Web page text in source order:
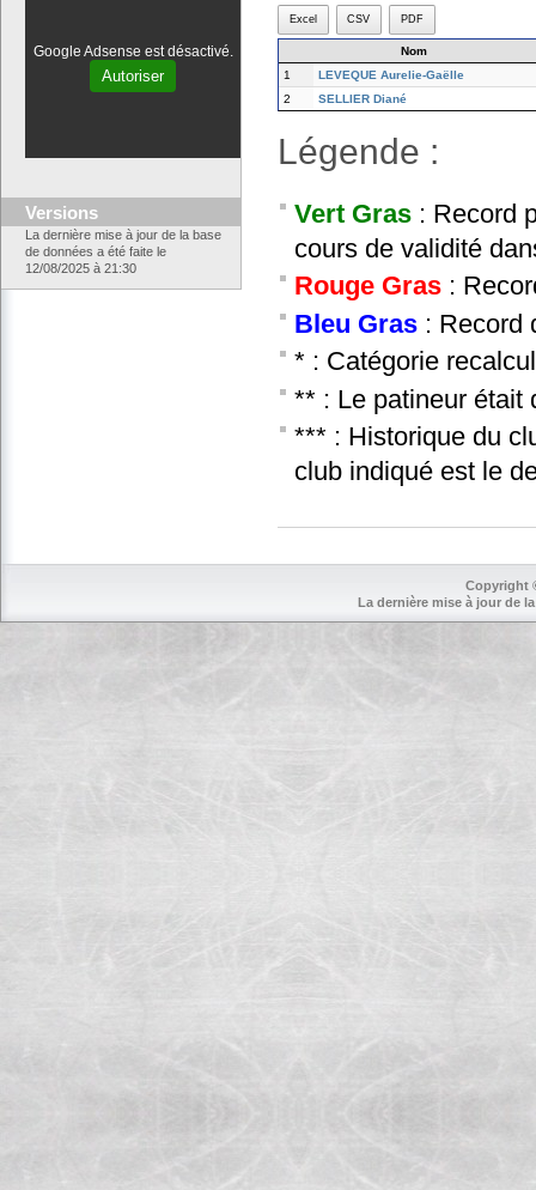
Google Adsense est désactivé.
Autoriser
Versions
La dernière mise à jour de la base
de données a été faite le
12/08/2025 à 21:30
Excel CSV PDF
Nom
1
LEVEQUE Aurelie-Gaëlle
2
SELLIER Diané
Légende :
Vert Gras : Record
cours de validité
Rouge Gras :
Bleu Gras : Record
* : Catégorie
** : Le patineur était
*** : Historique du
club indiqué est le
Copyright
La dernière mise à jour de